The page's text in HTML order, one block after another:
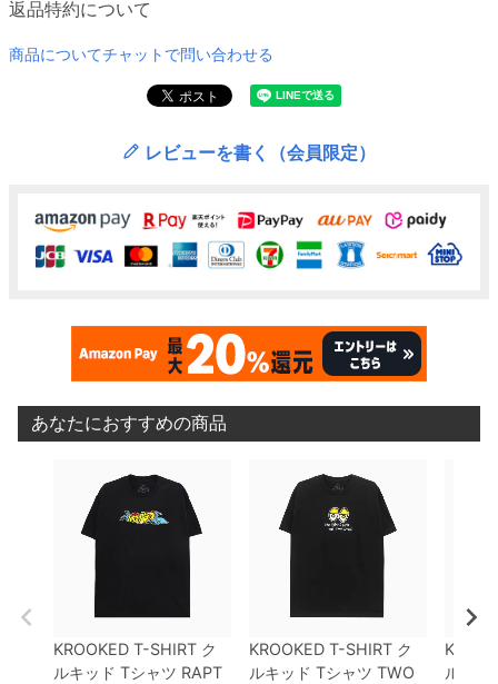
返品特約について
商品についてチャットで問い合わせる
レビューを書く（会員限定）
あなたにおすすめの商品
KROOKED T-SHIRT ク
ルキッド Tシャツ RAPT
KROOKED T-SHIRT ク
ルキッド Tシャツ TWO
ルキッ